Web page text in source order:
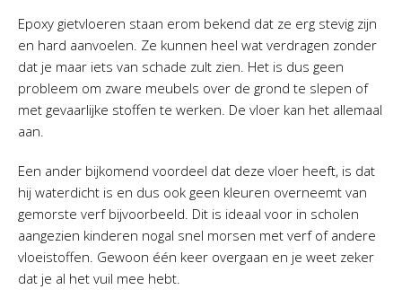
Epoxy gietvloeren staan erom bekend dat ze erg stevig zijn
en hard aanvoelen. Ze kunnen heel wat verdragen zonder
dat je maar iets van schade zult zien. Het is dus geen
probleem om zware meubels over de grond te slepen of
met gevaarlijke stoffen te werken. De vloer kan het allemaal
aan.
Een ander bijkomend voordeel dat deze vloer heeft, is dat
hij waterdicht is en dus ook geen kleuren overneemt van
gemorste verf bijvoorbeeld. Dit is ideaal voor in scholen
aangezien kinderen nogal snel morsen met verf of andere
vloeistoffen. Gewoon één keer overgaan en je weet zeker
dat je al het vuil mee hebt.